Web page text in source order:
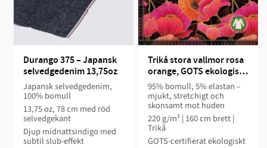
Durango 375 – Japansk
selvedgedenim 13,75oz
Japansk selvedgedenim,
100% bomull
13,75 oz, 78 cm med röd
selvedgekant
Djup midnattsindigo med
subtil slub-effekt
Trikå stora vallmor rosa
orange, GOTS ekologisk
bomull
95% bomull, 5% elastan –
mjukt, stretchigt och
skonsamt mot huden
220 g/m² | 160 cm brett |
Trikå
GOTS-certifierat ekologiskt